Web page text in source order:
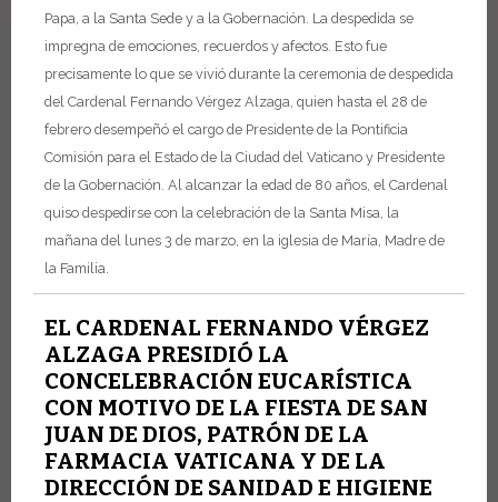
Papa, a la Santa Sede y a la Gobernación. La despedida se
impregna de emociones, recuerdos y afectos. Esto fue
precisamente lo que se vivió durante la ceremonia de despedida
del Cardenal Fernando Vérgez Alzaga, quien hasta el 28 de
febrero desempeñó el cargo de Presidente de la Pontificia
Comisión para el Estado de la Ciudad del Vaticano y Presidente
de la Gobernación. Al alcanzar la edad de 80 años, el Cardenal
quiso despedirse con la celebración de la Santa Misa, la
mañana del lunes 3 de marzo, en la iglesia de María, Madre de
la Familia.
EL CARDENAL FERNANDO VÉRGEZ
ALZAGA PRESIDIÓ LA
CONCELEBRACIÓN EUCARÍSTICA
CON MOTIVO DE LA FIESTA DE SAN
JUAN DE DIOS, PATRÓN DE LA
FARMACIA VATICANA Y DE LA
DIRECCIÓN DE SANIDAD E HIGIENE